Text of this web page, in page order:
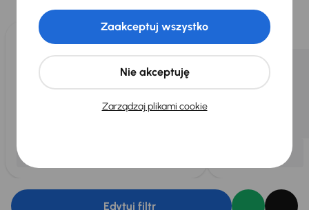
Edytuj filtr
Zarządzaj plikami cookie
Nie akceptuję
Zaakceptuj wszystko